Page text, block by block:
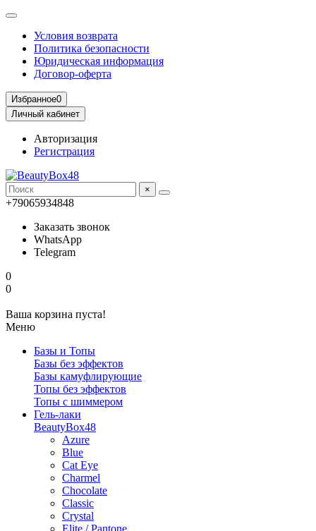
Условия возврата
Политика безопасности
Юридическая информация
Договор-оферта
Избранное0
Личный кабинет
Авторизация
Регистрация
×
+79065934848
Заказать звонок
WhatsApp
Telegram
0
0
Ваша корзина пуста!
Меню
Базы и Топы
Базы без эффектов
Базы камуфлирующие
Топы без эффектов
Топы с шиммером
Гель-лаки
BeautyBox48
Azure
Blue
Cat Eye
Charmel
Chocolate
Classic
Crystal
Elite / Pantone